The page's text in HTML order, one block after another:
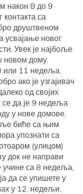
након 8 до 9
контакта са
друштвеном
усвајање новог
Увек је најбоље
новом дому.
или 11 недеља.
ако је узгајивач
од својих
да је 9 недеља
у нове домове.
биће са њим
упознати са
(улицом)
док не направи
учине са 8 недеља,
да се упишете у
у 12. недељи.